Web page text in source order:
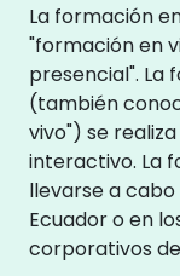
La formación
"formación en
presencial". La
(también
vivo") se
interactivo. La
llevarse a
Ecuador o en
corporativos